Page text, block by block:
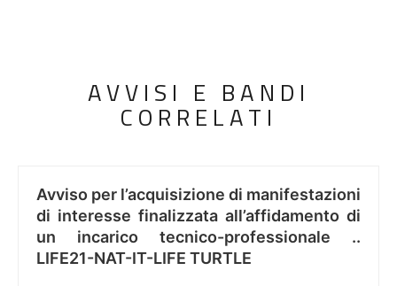
AVVISI E BANDI
CORRELATI
Avviso per l’acquisizione di manifestazioni
di interesse finalizzata all’affidamento di
un incarico tecnico-professionale ..
LIFE21-NAT-IT-LIFE TURTLE